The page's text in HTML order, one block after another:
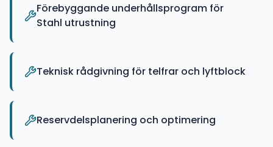
Förebyggande underhållsprogram för
Stahl utrustning
Teknisk rådgivning för telfrar och lyftblock
Reservdelsplanering och optimering